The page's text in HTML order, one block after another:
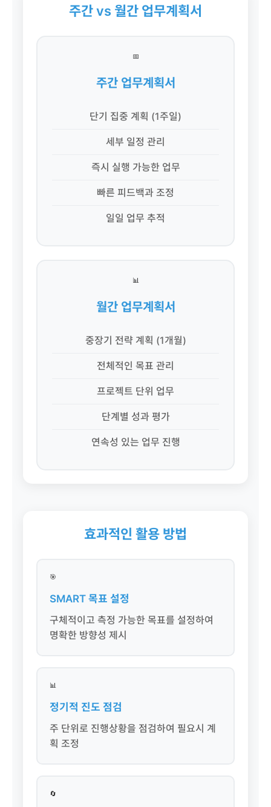
주간 vs 월간 업무계획서
📅
주간 업무계획서
단기 집중 계획 (1주일)
세부 일정 관리
즉시 실행 가능한 업무
빠른 피드백과 조정
일일 업무 추적
📊
월간 업무계획서
중장기 전략 계획 (1개월)
전체적인 목표 관리
프로젝트 단위 업무
단계별 성과 평가
연속성 있는 업무 진행
효과적인 활용 방법
🎯
SMART 목표 설정
구체적이고 측정 가능한 목표를 설정하여
명확한 방향성 제시
📊
정기적 진도 점검
주 단위로 진행상황을 점검하여 필요시 계
획 조정
🔄